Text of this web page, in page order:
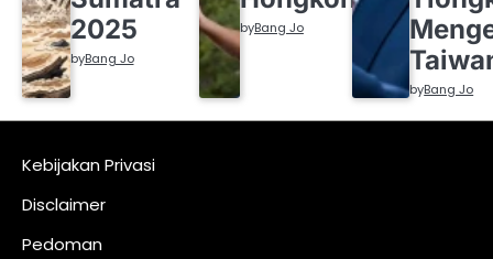
2025
byBang Jo
byBang Jo
byBang Jo
Kebijakan Privasi
Disclaimer
Pedoman